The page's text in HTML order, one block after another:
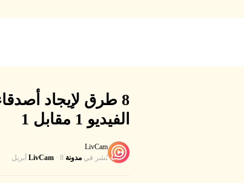
8 طرق لإيجاد
الفيديو 1 مقابل 1
LivCam
نُشر في مدونة LivCam · 8 أبريل